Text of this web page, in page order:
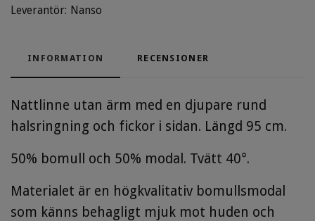
Leverantör: Nanso
INFORMATION RECENSIONER
Nattlinne utan ärm med en djupare rund
halsringning och fickor i sidan. Längd 95 cm.
50% bomull och 50% modal. Tvätt 40°.
Materialet är en högkvalitativ bomullsmodal
som känns behagligt mjuk mot huden och